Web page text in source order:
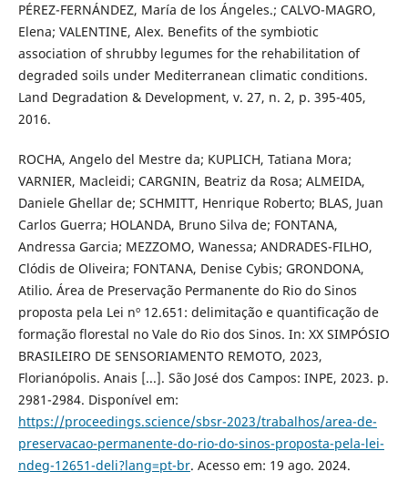
PÉREZ-FERNÁNDEZ, María de los Ángeles.; CALVO-MAGRO,
Elena; VALENTINE, Alex. Benefits of the symbiotic
association of shrubby legumes for the rehabilitation of
degraded soils under Mediterranean climatic conditions.
Land Degradation & Development, v. 27, n. 2, p. 395-405,
2016.
ROCHA, Angelo del Mestre da; KUPLICH, Tatiana Mora;
VARNIER, Macleidi; CARGNIN, Beatriz da Rosa; ALMEIDA,
Daniele Ghellar de; SCHMITT, Henrique Roberto; BLAS, Juan
Carlos Guerra; HOLANDA, Bruno Silva de; FONTANA,
Andressa Garcia; MEZZOMO, Wanessa; ANDRADES-FILHO,
Clódis de Oliveira; FONTANA, Denise Cybis; GRONDONA,
Atilio. Área de Preservação Permanente do Rio do Sinos
proposta pela Lei nº 12.651: delimitação e quantificação de
formação florestal no Vale do Rio dos Sinos. In: XX SIMPÓSIO
BRASILEIRO DE SENSORIAMENTO REMOTO, 2023,
Florianópolis. Anais [...]. São José dos Campos: INPE, 2023. p.
2981-2984. Disponível em:
https://proceedings.science/sbsr-2023/trabalhos/area-de-
preservacao-permanente-do-rio-do-sinos-proposta-pela-lei-
ndeg-12651-deli?lang=pt-br. Acesso em: 19 ago. 2024.